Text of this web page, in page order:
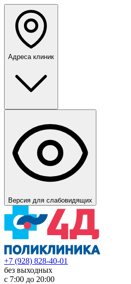
Адреса клиник
Версия для слабовидящих
+7 (928) 828-40-01
без выходных
с 7:00 до 20:00